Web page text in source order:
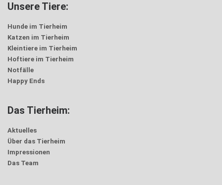
Unsere Tiere:
Hunde im Tierheim
Katzen im Tierheim
Kleintiere im Tierheim
Hoftiere im Tierheim
Notfälle
Happy Ends
Das Tierheim:
Aktuelles
Über das Tierheim
Impressionen
Das Team